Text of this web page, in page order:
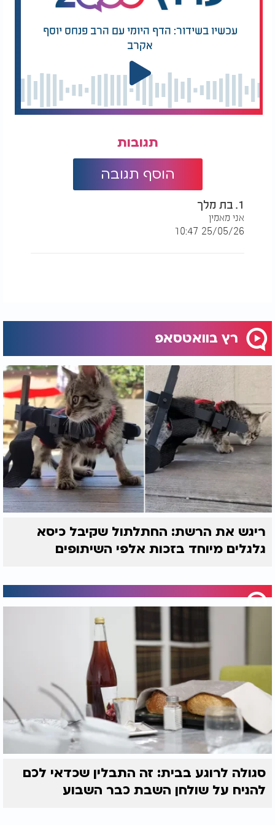
עכשיו בשידור: הדף היומי עם הרב פנחס יוסף
אקרב
תגובות
הוסף תגובה
1. בת מלך
אני מאמין
25/05/26 10:47
רץ בוואטסאפ
ריגש את הרשת: החתלתול שקיבל כיסא
גלגלים מיוחד בזכות אלפי השיתופים
סגולה לרוגע בבית: זה התבלין שכדאי לכם
להניח על שולחן השבת כבר השבוע